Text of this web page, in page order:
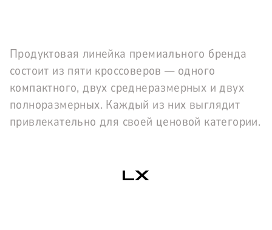
Продуктовая линейка премиального бренда
состоит из пяти кроссоверов — одного
компактного, двух среднеразмерных и двух
полноразмерных. Каждый из них выглядит
привлекательно для своей ценовой категории.
LX